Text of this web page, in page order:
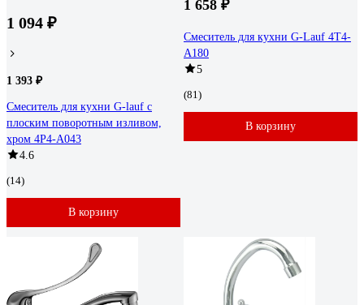
1 094 ₽
1 393 ₽
Смеситель для кухни G-lauf с
плоским поворотным изливом,
хром 4P4-A043
4.6
(14)
В корзину
1 658 ₽
Смеситель для кухни G-Lauf 4T4-
A180
5
(81)
В корзину